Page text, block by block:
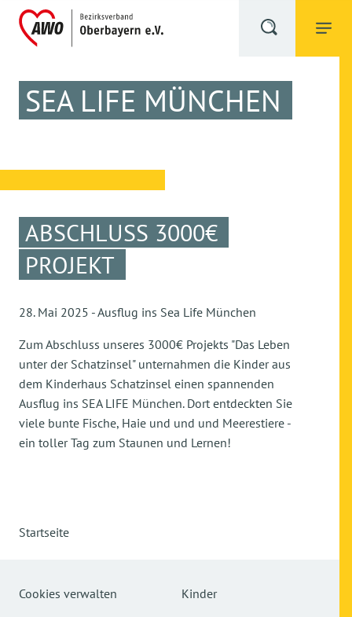
SEA LIFE MÜNCHEN
ABSCHLUSS 3000€
PROJEKT
28. Mai 2025 - Ausflug ins Sea Life München
Zum Abschluss unseres 3000€ Projekts "Das Leben
unter der Schatzinsel" unternahmen die Kinder aus
dem Kinderhaus Schatzinsel einen spannenden
Ausflug ins SEA LIFE München. Dort entdeckten Sie
viele bunte Fische, Haie und und und Meerestiere -
ein toller Tag zum Staunen und Lernen!
Startseite
Cookies verwalten Kinder